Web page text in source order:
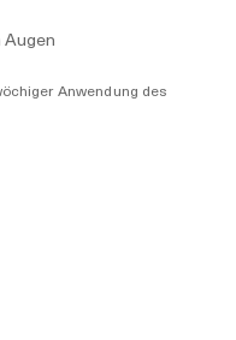
Anwendung des